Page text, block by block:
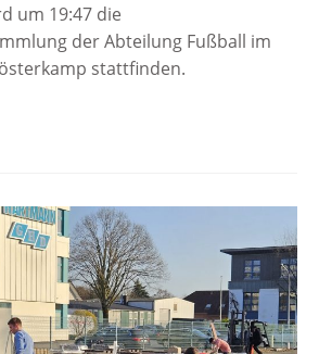
um 19:47 die
der Abteilung Fußball im
stattfinden.